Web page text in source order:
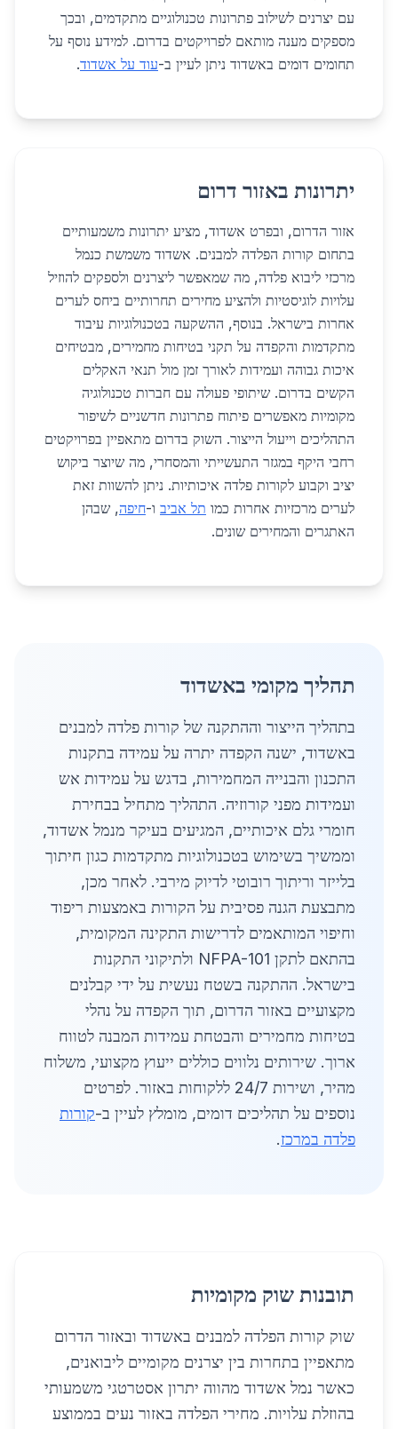
עם יצרנים לשילוב פתרונות טכנולוגיים מתקדמים, ובכך
מספקים מענה מותאם לפרויקטים בדרום. למידע נוסף על
תחומים דומים באשדוד ניתן לעיין ב-עוד על אשדוד.
יתרונות באזור דרום
אזור הדרום, ובפרט אשדוד, מציע יתרונות משמעותיים
בתחום קורות הפלדה למבנים. אשדוד משמשת כנמל
מרכזי ליבוא פלדה, מה שמאפשר ליצרנים ולספקים להוזיל
עלויות לוגיסטיות ולהציע מחירים תחרותיים ביחס לערים
אחרות בישראל. בנוסף, ההשקעה בטכנולוגיות עיבוד
מתקדמות והקפדה על תקני בטיחות מחמירים, מבטיחים
איכות גבוהה ועמידות לאורך זמן מול תנאי האקלים
הקשים בדרום. שיתופי פעולה עם חברות טכנולוגיה
מקומיות מאפשרים פיתוח פתרונות חדשניים לשיפור
התהליכים וייעול הייצור. השוק בדרום מתאפיין בפרויקטים
רחבי היקף במגזר התעשייתי והמסחרי, מה שיוצר ביקוש
יציב וקבוע לקורות פלדה איכותיות. ניתן להשוות זאת
לערים מרכזיות אחרות כמו תל אביב ו-חיפה, שבהן
האתגרים והמחירים שונים.
תהליך מקומי באשדוד
בתהליך הייצור וההתקנה של קורות פלדה למבנים
באשדוד, ישנה הקפדה יתרה על עמידה בתקנות
התכנון והבנייה המחמירות, בדגש על עמידות אש
ועמידות מפני קורוזיה. התהליך מתחיל בבחירת
חומרי גלם איכותיים, המגיעים בעיקר מנמל אשדוד,
וממשיך בשימוש בטכנולוגיות מתקדמות כגון חיתוך
בלייזר וריתוך רובוטי לדיוק מירבי. לאחר מכן,
מתבצעת הגנה פסיבית על הקורות באמצעות ריפוד
וחיפוי המותאמים לדרישות התקינה המקומית,
בהתאם לתקן NFPA-101 ולתיקוני התקנות
בישראל. ההתקנה בשטח נעשית על ידי קבלנים
מקצועיים באזור הדרום, תוך הקפדה על נהלי
בטיחות מחמירים והבטחת עמידות המבנה לטווח
ארוך. שירותים נלווים כוללים ייעוץ מקצועי, משלוח
מהיר, ושירות 24/7 ללקוחות באזור. לפרטים
נוספים על תהליכים דומים, מומלץ לעיין ב-קורות
פלדה במרכז.
תובנות שוק מקומיות
שוק קורות הפלדה למבנים באשדוד ובאזור הדרום
מתאפיין בתחרות בין יצרנים מקומיים ליבואנים,
כאשר נמל אשדוד מהווה יתרון אסטרטגי משמעותי
בהוזלת עלויות. מחירי הפלדה באזור נעים בממוצע